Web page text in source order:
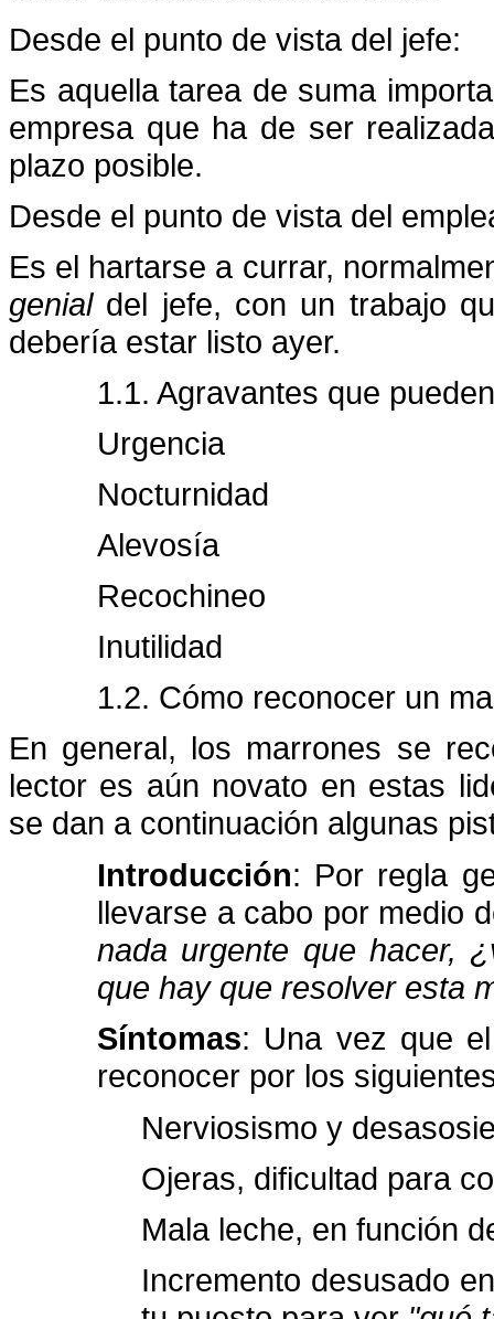
Desde el punto de vista del jefe:
Es aquella tarea de suma
empresa que ha de ser
plazo posible.
Desde el punto de vista del
Es el hartarse a currar,
genialdel jefe, con un trabajo
debería estar listo ayer.
1.1. Agravantes que
Urgencia
Nocturnidad
Alevosía
Recochineo
Inutilidad
1.2. Cómo reconocer un
En general, los marrones se
lector es aún novato en estas
se dan a continuación algunas
Introducción: Por regla
llevarse a cabo por medio
nada urgente que hacer,
que hay que resolver esta
Síntomas: Una vez que
reconocer por los
Nerviosismo y
Ojeras, dificultad para
Mala leche, en función
Incremento desusado